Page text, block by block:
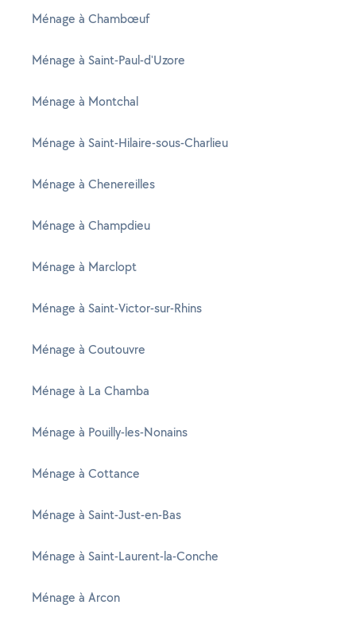
Ménage à Chambœuf
Ménage à Saint-Paul-d'Uzore
Ménage à Montchal
Ménage à Saint-Hilaire-sous-Charlieu
Ménage à Chenereilles
Ménage à Champdieu
Ménage à Marclopt
Ménage à Saint-Victor-sur-Rhins
Ménage à Coutouvre
Ménage à La Chamba
Ménage à Pouilly-les-Nonains
Ménage à Cottance
Ménage à Saint-Just-en-Bas
Ménage à Saint-Laurent-la-Conche
Ménage à Arcon